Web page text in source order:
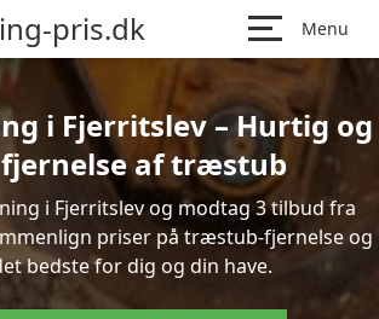
pris.dk Menu
i Fjerritslev – Hurtig og
af træstub
i Fjerritslev og modtag 3 tilbud fra
priser på træstub-fjernelse og
bedste for dig og din have.